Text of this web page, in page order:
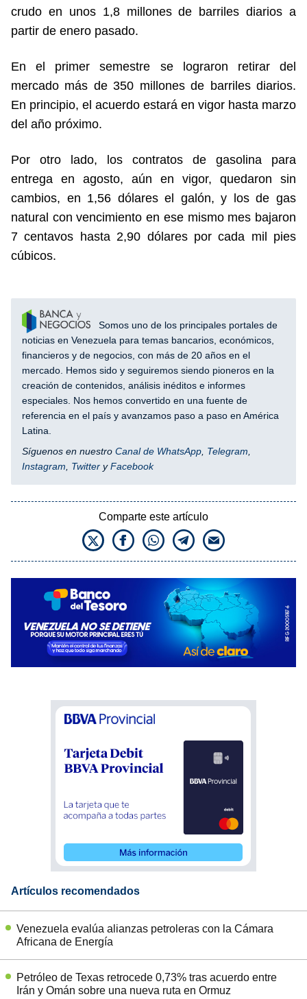
crudo en unos 1,8 millones de barriles diarios a
partir de enero pasado.
En el primer semestre se lograron retirar del
mercado más de 350 millones de barriles diarios.
En principio, el acuerdo estará en vigor hasta marzo
del año próximo.
Por otro lado, los contratos de gasolina para
entrega en agosto, aún en vigor, quedaron sin
cambios, en 1,56 dólares el galón, y los de gas
natural con vencimiento en ese mismo mes bajaron
7 centavos hasta 2,90 dólares por cada mil pies
cúbicos.
Somos uno de los principales portales de
noticias en Venezuela para temas bancarios, económicos,
financieros y de negocios, con más de 20 años en el
mercado. Hemos sido y seguiremos siendo pioneros en la
creación de contenidos, análisis inéditos e informes
especiales. Nos hemos convertido en una fuente de
referencia en el país y avanzamos paso a paso en América
Latina.
Síguenos en nuestro Canal de WhatsApp, Telegram,
Instagram, Twitter yFacebook
Comparte este artículo
Artículos recomendados
Venezuela evalúa alianzas petroleras con la Cámara
Africana de Energía
Petróleo de Texas retrocede 0,73% tras acuerdo entre
Irán y Omán sobre una nueva ruta en Ormuz